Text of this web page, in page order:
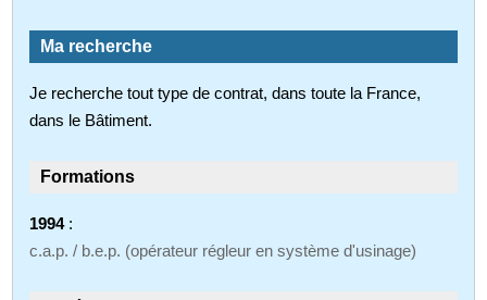
Ma recherche
Je recherche tout type de contrat, dans toute la France,
dans le Bâtiment.
Formations
1994:
c.a.p. / b.e.p. (opérateur régleur en système d'usinage)